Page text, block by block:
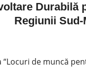
Durabilă
Regiunii
“Locuri de muncă